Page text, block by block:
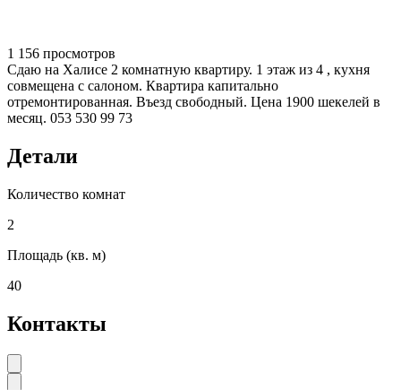
1 156 просмотров
Сдаю на Халисе 2 комнатную квартиру. 1 этаж из 4 , кухня
совмещена с салоном. Квартира капитально
отремонтированная. Въезд свободный. Цена 1900 шекелей в
месяц. 053 530 99 73
Детали
Количество комнат
2
Площадь (кв. м)
40
Контакты